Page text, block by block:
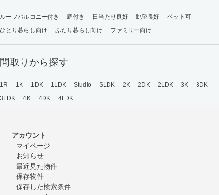
ルーフバルコニー付き 庭付き 日当たり良好 眺望良好
ペット可
ひとり暮らし向け
ふたり暮らし向け ファミリー向け
間取りから探す
1R 1K 1DK 1LDK Studio SLDK 2K 2DK 2LDK 3K
3DK
3LDK
4K 4DK 4LDK
アカウント
マイページ
お知らせ
最近見た物件
保存物件
保存した検索条件